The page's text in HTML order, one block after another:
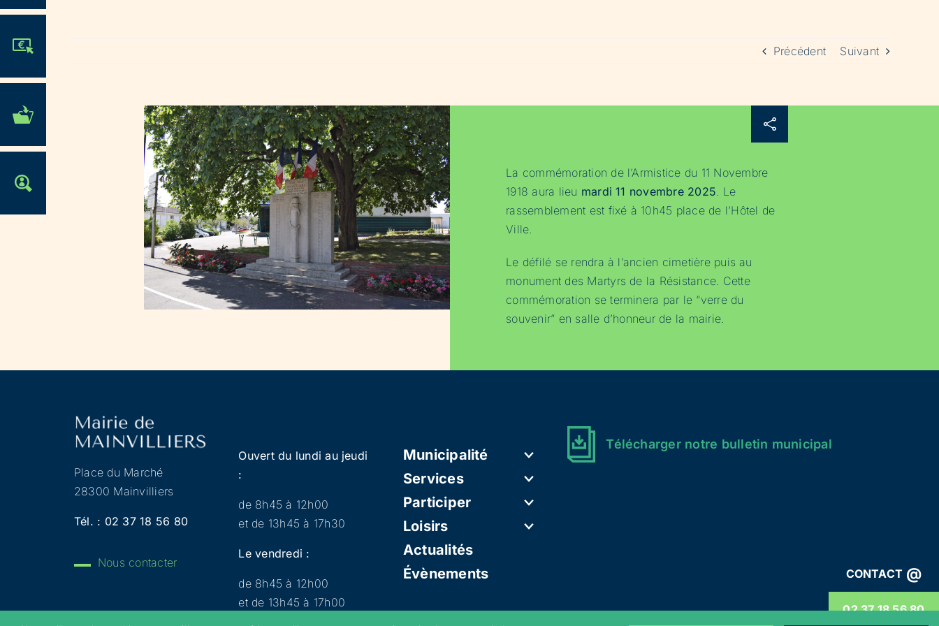
MES DÉMARCHES
ADMINISTRATIVES
OFFRES D'EMPLOI
CONTACT @
02 37 18 56 80
Précédent Suivant
La commémoration de l’Armistice du 11 Novembre
1918 aura lieu mardi 11 novembre 2025. Le
rassemblement est fixé à 10h45 place de l’Hôtel de
Ville.
Le défilé se rendra à l’ancien cimetière puis au
monument des Martyrs de la Résistance. Cette
commémoration se terminera par le “verre du
souvenir” en salle d’honneur de la mairie.
Place du Marché
28300 Mainvilliers
Tél. : 02 37 18 56 80
Nous contacter
Ouvert du lundi au jeudi
:
de 8h45 à 12h00
et de 13h45 à 17h30
Le vendredi :
de 8h45 à 12h00
et de 13h45 à 17h00
Municipalité
Services
Participer
Loisirs
Actualités
Évènements
Télécharger notre bulletin municipal